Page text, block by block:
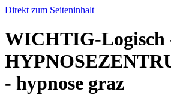
Direkt zum Seiteninhalt
WICHTIG-Logisch
- hypnose graz